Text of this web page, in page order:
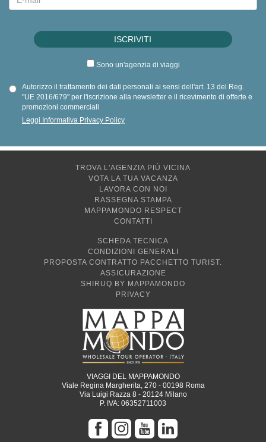
Sono un'agenzia di viaggi
Autorizzo il trattamento dei dati personali ai sensi dell'art. 13 del Reg.
"UE 2016/679" per l'iscrizione alla newsletter e il ricevimento di offerte e
promozioni commerciali
Leggi Informativa Privacy Policy
TROVA L'AGENZIA PIÙ VICINA
VOTA LA TUA VACANZA
LAVORA CON NOI
RASSEGNA STAMPA
MAPPAMONDO RESPECT
CONTATTI
SCHEDA TECNICA
CONDIZIONI GENERALI
PROPOSTA CONTRATTO PACCHETTO TURIST.
ASSICURAZIONE
SHIRUQ BY MAPPAMONDO
PRIVACY
VIAGGI DEL MAPPAMONDO
Viale Regina Margherita, 270 - 00198 Roma
Via Luigi Razza 8 - 20124 Milano
P. IVA: 06352711003